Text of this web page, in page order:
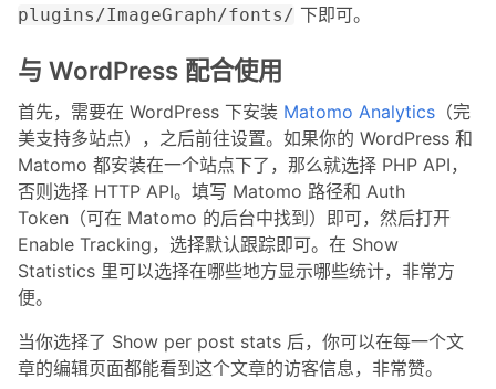
plugins/ImageGraph/fonts/ 下即可。
与 WordPress 配合使用
首先，需要在 WordPress 下安装 Matomo Analytics （完
美支持多站点），之后前往设置。如果你的 WordPress 和
Matomo 都安装在一个站点下了，那么就选择 PHP API，
否则选择 HTTP API。填写 Matomo 路径和 Auth
Token（可在 Matomo 的后台中找到）即可，然后打开
Enable Tracking，选择默认跟踪即可。在 Show
Statistics 里可以选择在哪些地方显示哪些统计，非常方
便。
当你选择了 Show per post stats 后，你可以在每一个文
章的编辑页面都能看到这个文章的访客信息，非常赞。